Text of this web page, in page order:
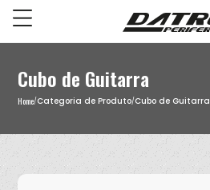
Cubo de Guitarra
Home/Categoria de Produto/Cubo de Guitarra